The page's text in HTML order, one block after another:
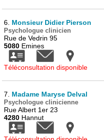
6. Monsieur Didier Pierson
Psychologue clinicien
Rue de Vedrin 95
5080 Emines
Téléconsultation disponible
7. Madame Maryse Delval
Psychologue clinicienne
Rue Albert 1er 23
4280 Hannut